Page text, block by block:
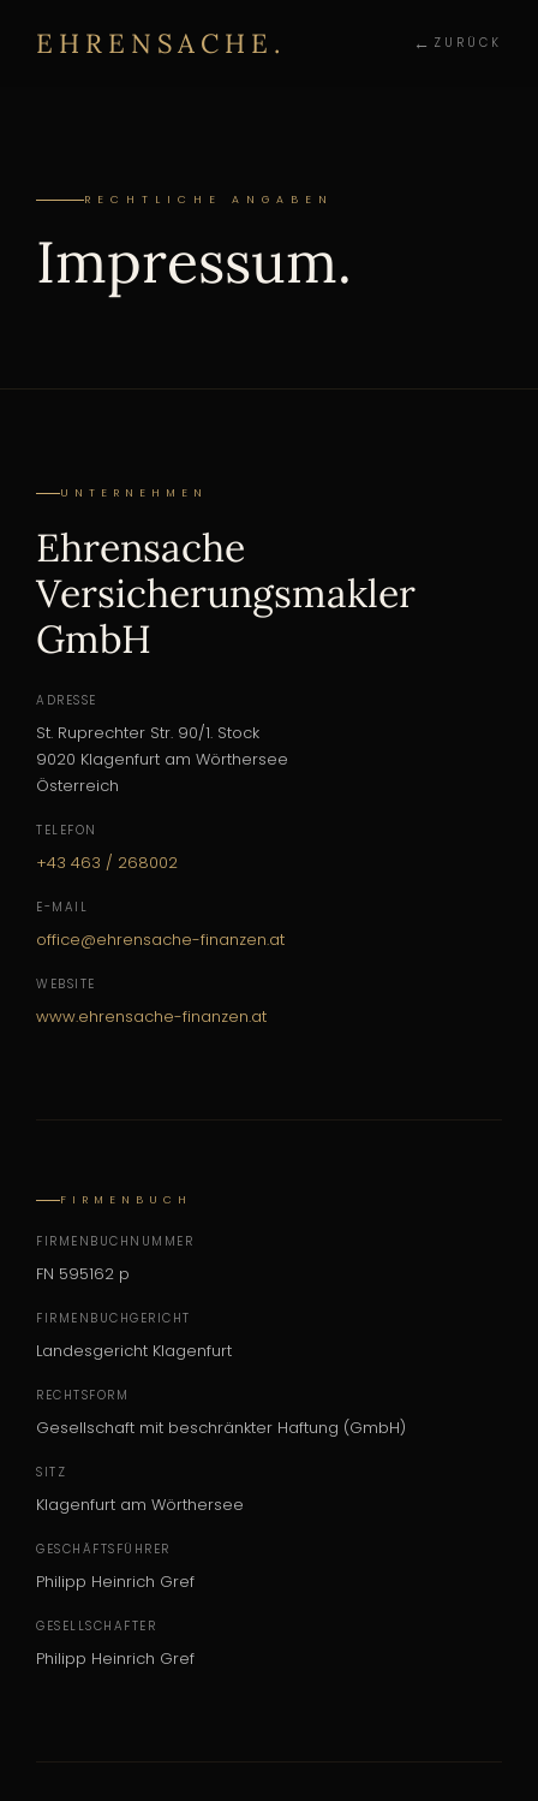
EHRENSACHE. ZURÜCK
RECHTLICHE ANGABEN
Impressum.
UNTERNEHMEN
Ehrensache
Versicherungsmakler
GmbH
ADRESSE
St. Ruprechter Str. 90/1. Stock
9020 Klagenfurt am Wörthersee
Österreich
TELEFON
+43 463 / 268002
E-MAIL
office@ehrensache-finanzen.at
WEBSITE
www.ehrensache-finanzen.at
FIRMENBUCH
FIRMENBUCHNUMMER
FN 595162 p
FIRMENBUCHGERICHT
Landesgericht Klagenfurt
RECHTSFORM
Gesellschaft mit beschränkter Haftung (GmbH)
SITZ
Klagenfurt am Wörthersee
GESCHÄFTSFÜHRER
Philipp Heinrich Gref
GESELLSCHAFTER
Philipp Heinrich Gref